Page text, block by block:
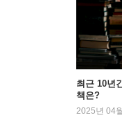
진짜 사
가짜와
우주만
가장자리
헤아림 위
내가 아닌
마모의 흔
최근 10년
책은?
2025년 04